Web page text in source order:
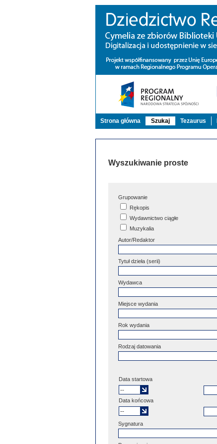
Strona główna Szukaj Tezaurus
Wyszukiwanie proste
Grupowanie
Rękopis
Wydawnictwo ciągłe
Muzykalia
Autor/Redaktor
Tytuł dzieła (serii)
Wydawca
Miejsce wydania
Rok wydania
Rodzaj datowania
Data startowa
Data końcowa
Sygnatura